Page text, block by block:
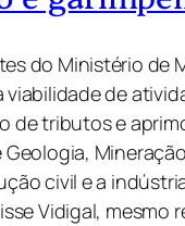
do Ministério de
viabilidade de
de tributos e
civil e a
Vidigal,